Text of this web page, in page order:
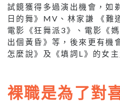
試鏡獲得多過演出機會，如
日的舞》MV、林家謙 《難
電影《狂舞派3》、電影《
出個黃昏》等，後來更有機
怎麼說》及《填詞L》的女主
裸職是為了對